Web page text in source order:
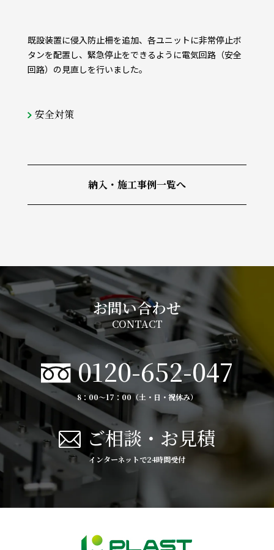
既設装置に侵入防止柵を追加、各ユニットに非常停止ボ
タンを配置し、緊急停止をできるように電気回路（安全
回路）の見直しを行いました。
安全対策
納入・施工事例一覧へ
お問い合わせ
CONTACT
0120-652-047
8：00〜17：00（土・日・祝休み）
ご相談・お見積
インターネットで24時間受付